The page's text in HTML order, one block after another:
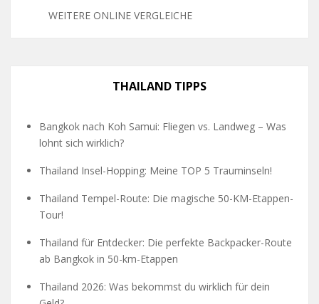
WEITERE ONLINE VERGLEICHE
THAILAND TIPPS
Bangkok nach Koh Samui: Fliegen vs. Landweg – Was
lohnt sich wirklich?
Thailand Insel-Hopping: Meine TOP 5 Trauminseln!
Thailand Tempel-Route: Die magische 50-KM-Etappen-
Tour!
Thailand für Entdecker: Die perfekte Backpacker-Route
ab Bangkok in 50-km-Etappen
Thailand 2026: Was bekommst du wirklich für dein